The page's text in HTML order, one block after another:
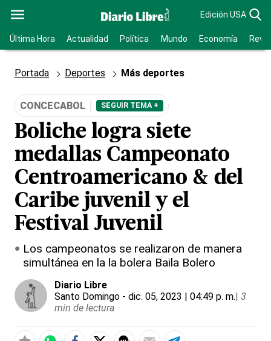
Edición USA
Última Hora Actualidad Política Mundo Economía
Portada Deportes Más deportes
CONCECABOL SEGUIR TEMA +
Boliche logra siete
medallas Campeonato
Centroamericano & del
Caribe juvenil y el
Festival Juvenil
Los campeonatos se realizaron de manera
simultánea en la la bolera Baila Bolero
Diario Libre
Santo Domingo - dic. 05, 2023 | 04:49 p. m.| 3
min de lectura